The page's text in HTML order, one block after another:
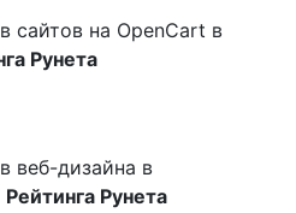
сайтов на OpenCart в
Рунета
веб-дизайна в
Рейтинга Рунета